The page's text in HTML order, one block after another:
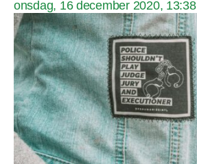
onsdag, 16 december 2020, 13:38